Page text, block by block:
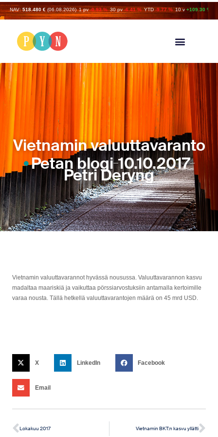
NAV: 518.480 € (06.08.2026) 1 pv -0.93 % 30 pv -6.41 % YTD -9.77 % 10 v +109.30 %
Vietnamin valuuttavaranto
Petan blogi 10.10.2017
Petri Deryng
Vietnamin valuuttavarannot hyvässä nousussa. Valuuttavarannon kasvu
madaltaa maariskiä ja vaikuttaa pörssiarvostuksiin antamalla kertoimille
varaa nousta. Tällä hetkellä valuuttavarantojen määrä on 45 mrd USD.
X LinkedIn Facebook
Email
Lokakuu 2017 Vietnamin BKT:n kasvu yllätti